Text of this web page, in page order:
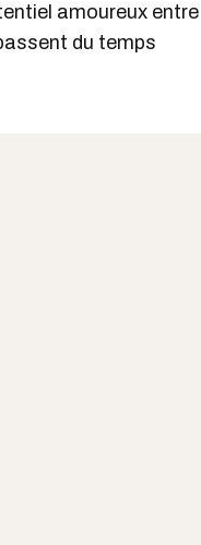
amoureux entre
du temps